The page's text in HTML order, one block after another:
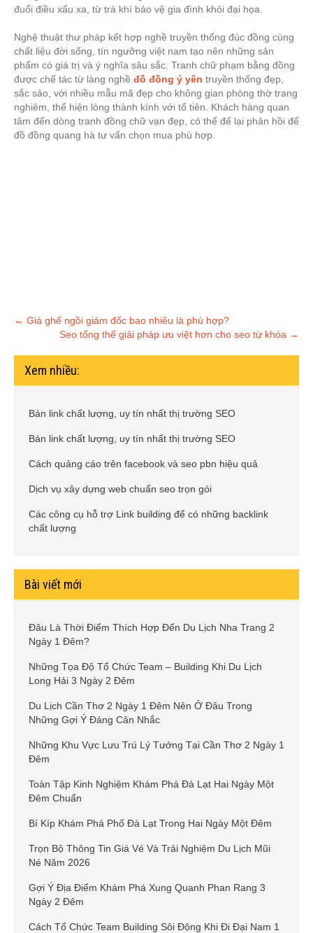
đuổi điều xấu xa, từ trà khí bảo vệ gia đình khỏi đại họa.
Nghệ thuật thư pháp kết hợp nghề truyền thống đúc đồng cùng
chất liệu đời sống, tín ngưỡng việt nam tạo nên những sản
phẩm có giá trị và ý nghĩa sâu sắc. Tranh chữ phạm bằng đồng
được chế tác từ làng nghề đồ đồng ý yên truyền thống đẹp,
sắc sảo, với nhiều mẫu mã đẹp cho không gian phòng thờ trang
nghiêm, thể hiện lòng thành kính với tổ tiên. Khách hàng quan
tâm đến dòng tranh đồng chữ vạn đẹp, có thể để lại phản hồi để
đồ đồng quang hà tư vấn chọn mua phù hợp.
Post
navigation
← Giá ghế ngồi giám đốc bao nhiêu là phù hợp?
Seo tổng thể giải pháp ưu việt hơn cho seo từ khóa →
Xem nhiều:
Bán link chất lượng, uy tín nhất thị trường SEO
Bán link chất lượng, uy tín nhất thị trường SEO
Cách quảng cáo trên facebook và seo pbn hiệu quả
Dịch vụ xây dựng web chuẩn seo trọn gói
Các công cụ hỗ trợ Link building để có những backlink
chất lượng
Bài viết mới
Đâu Là Thời Điểm Thích Hợp Đến Du Lịch Nha Trang 2
Ngày 1 Đêm?
Những Tọa Độ Tổ Chức Team – Building Khi Du Lịch
Long Hải 3 Ngày 2 Đêm
Du Lịch Cần Thơ 2 Ngày 1 Đêm Nên Ở Đâu Trong
Những Gợi Ý Đáng Cân Nhắc
Những Khu Vực Lưu Trú Lý Tưởng Tại Cần Thơ 2 Ngày 1
Đêm
Toàn Tập Kinh Nghiệm Khám Phá Đà Lạt Hai Ngày Một
Đêm Chuẩn
Bí Kíp Khám Phá Phố Đà Lạt Trong Hai Ngày Một Đêm
Trọn Bộ Thông Tin Giá Vé Và Trải Nghiệm Du Lịch Mũi
Né Năm 2026
Gợi Ý Địa Điểm Khám Phá Xung Quanh Phan Rang 3
Ngày 2 Đêm
Cách Tổ Chức Team Building Sôi Động Khi Đi Đại Nam 1